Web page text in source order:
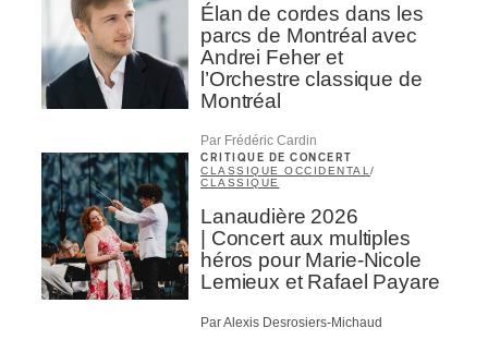
Élan de cordes dans les
parcs de Montréal avec
Andrei Feher et
l’Orchestre classique de
Montréal
Par Frédéric Cardin
CRITIQUE DE CONCERT
CLASSIQUE OCCIDENTAL /
CLASSIQUE
Lanaudière 2026
| Concert aux multiples
héros pour Marie-Nicole
Lemieux et Rafael Payare
Par Alexis Desrosiers-Michaud